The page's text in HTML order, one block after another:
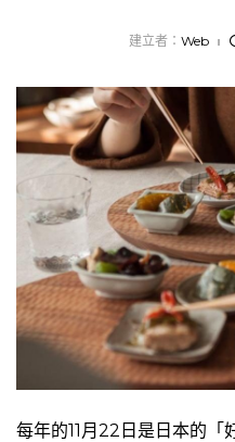
建立者： Web
每年的11月22日是日本的「